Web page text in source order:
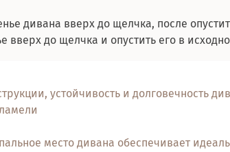
дивана вверх до щелчка, после
вверх до щелчка и опустить его в
устойчивость и долговечность
место дивана обеспечивает